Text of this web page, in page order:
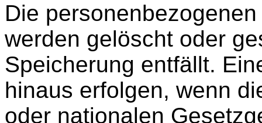
Die
werden gelöscht oder
Speicherung entfällt.
hinaus erfolgen, wenn
oder nationalen